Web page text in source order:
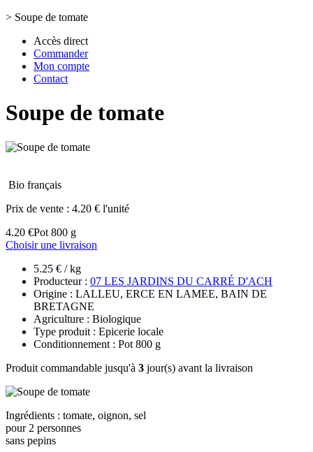
> Soupe de tomate
Accès direct
Commander
Mon compte
Contact
Soupe de tomate
Bio français
Prix de vente : 4.20 € l'unité
4.20 €Pot 800 g
Choisir une livraison
5.25 € / kg
Producteur : 07 LES JARDINS DU CARRÉ D'ACH
Origine : LALLEU, ERCE EN LAMEE, BAIN DE
BRETAGNE
Agriculture : Biologique
Type produit : Epicerie locale
Conditionnement : Pot 800 g
Produit commandable jusqu'à 3 jour(s) avant la livraison
Ingrédients : tomate, oignon, sel
pour 2 personnes
sans pepins